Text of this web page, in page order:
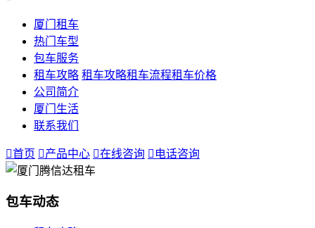
厦门租车
热门车型
包车服务
租车攻略 租车攻略租车流程租车价格
公司简介
厦门生活
联系我们
首页 产品中心 在线咨询  电话咨询
包车动态